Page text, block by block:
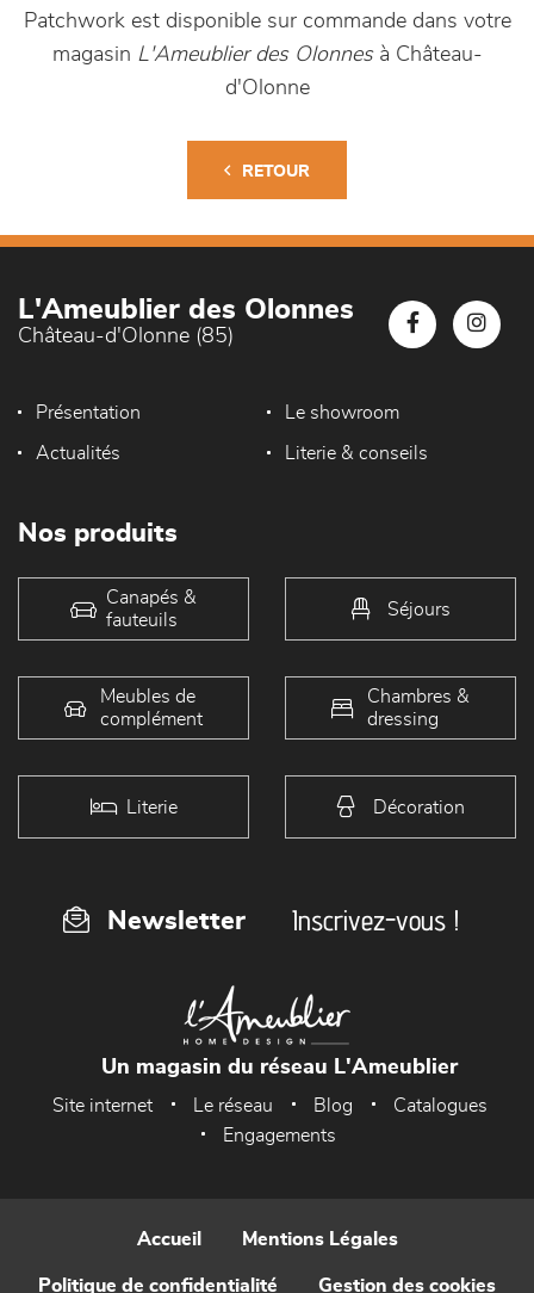
Patchwork est disponible sur commande dans votre
magasin L'Ameublier des Olonnesà Château-
d'Olonne
RETOUR
L'Ameublier des Olonnes
Château-d'Olonne (85)
Présentation Le showroom
Actualités Literie & conseils
Nos produits
Canapés &
fauteuils
Séjours
Meubles de
complément
Chambres &
dressing
Literie Décoration
Newsletter Inscrivez-vous !
Un magasin du réseau L'Ameublier
Site internet Le réseau Blog
Catalogues
Engagements
Accueil Mentions Légales
Politique de confidentialité Gestion des cookies